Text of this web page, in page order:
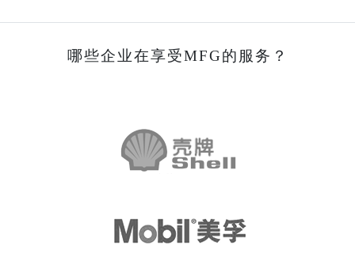
哪些企业在享受MFG的服务？